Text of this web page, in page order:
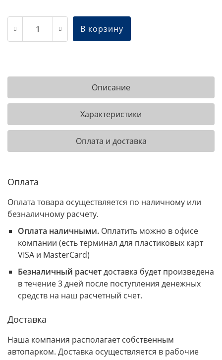
В корзину
Описание
Характеристики
Оплата и доставка
Оплата
Оплата товара осуществляется по наличному или
безналичному расчету.
Оплата наличными. Оплатить можно в офисе
компании (есть терминал для пластиковых карт
VISA и MasterCard)
Безналичный расчетдоставка будет произведена
в течение 3 дней после поступления денежных
средств на наш расчетный счет.
Доставка
Наша компания располагает собственным
автопарком. Доставка осуществляется в рабочие